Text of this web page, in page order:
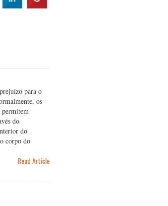
para o
os
permitem
do
do
corpo do
Read Article